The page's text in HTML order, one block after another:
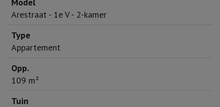
Arestraat - 1e V - 2-kamer
Appartement
109 m²